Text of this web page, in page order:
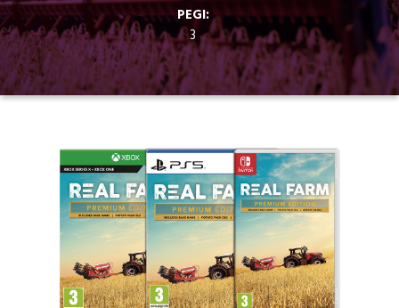
PEGI:
3
Nuestras redes:
Idiomas: